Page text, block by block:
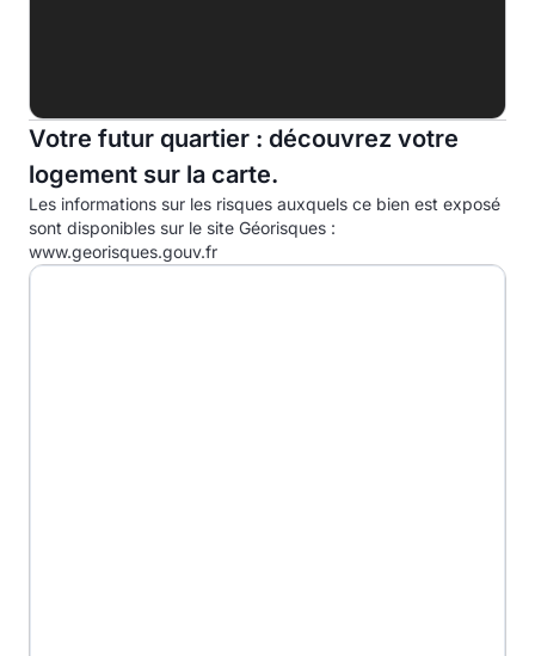
C
29.0kg eqCO2/m².an
D
E
F
Votre futur quartier : découvrez votre
logement sur la carte.
Les informations sur les risques auxquels ce bien est exposé
sont disponibles sur le site Géorisques :
www.georisques.gouv.fr